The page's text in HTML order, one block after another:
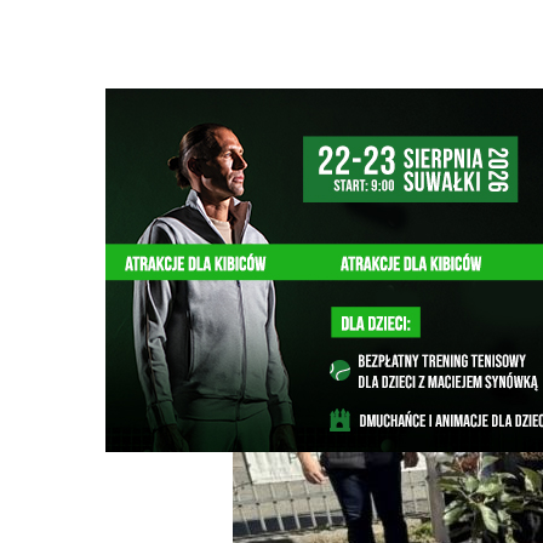
Ścieżka
nawigacyjna
Z ŻYCIA MIASTA
Piknik Integracyjny: Przełamując